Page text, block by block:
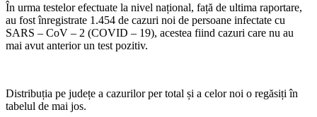
În urma testelor efectuate la nivel național, față de ultima raportare,
au fost înregistrate 1.454 de cazuri noi de persoane infectate cu
SARS – CoV – 2 (COVID – 19), acestea fiind cazuri care nu au
mai avut anterior un test pozitiv.
Distribuția pe județe a cazurilor per total și a celor noi o regăsiți în
tabelul de mai jos.